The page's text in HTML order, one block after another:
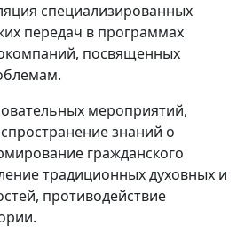
специализированных
передач в программах
посвященных
мероприятий,
знаний о
гражданского
традиционных духовных и
противодействие